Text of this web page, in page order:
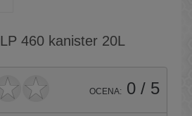
460 kanister 20L
OCENA: 0 / 5